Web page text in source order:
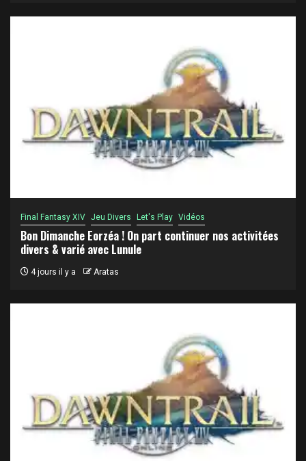
Final Fantasy XIV Jeu Divers Let's Play Vidéos
Bon Dimanche Eorzéa ! On part continuer nos activitées
divers & varié avec Lunule
4 jours il y a Aratas